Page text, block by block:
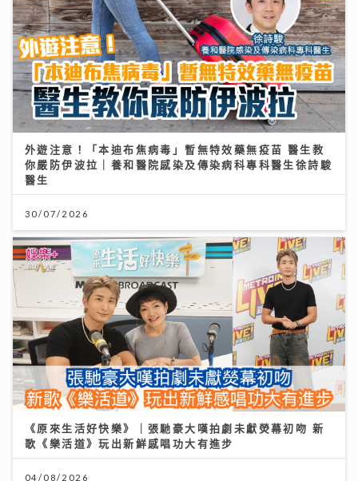
外遊注意！「本迪布焦病毒」暫無特效藥無疫苗 醫生教
你嚴防伊波拉｜養和醫院感染及傳染病科專科醫生徐詩駿
醫生
30/07/2026
《原來生活好快樂》｜張馳豪大嘆拍劇未獻熒幕初吻 新
歌《樂活道》玩出新鮮感唱功大有進步
04/08/2026